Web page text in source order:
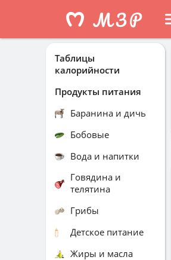
Таблицы
калорийности
Продукты питания
Баранина и дичь
Бобовые
Вода и напитки
Говядина и
телятина
Грибы
Детское питание
Жиры и масла